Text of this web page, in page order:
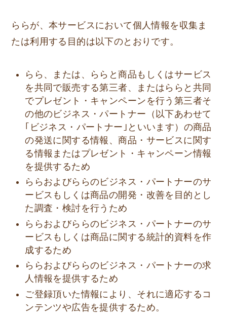
ららが、本サービスにおいて個人情報を収集ま
たは利用する目的は以下のとおりです。
らら、または、ららと商品もしくはサービス
を共同で販売する第三者、またはららと共同
でプレゼント・キャンペーンを行う第三者そ
の他のビジネス・パートナー（以下あわせて
｢ビジネス・パートナー｣といいます）の商品
の発送に関する情報、商品・サービスに関す
る情報またはプレゼント・キャンペーン情報
を提供するため
ららおよびららのビジネス・パートナーのサ
ービスもしくは商品の開発・改善を目的とし
た調査・検討を行うため
ららおよびららのビジネス・パートナーのサ
ービスもしくは商品に関する統計的資料を作
成するため
ららおよびららのビジネス・パートナーの求
人情報を提供するため
ご登録頂いた情報により、それに適応するコ
ンテンツや広告を提供するため。